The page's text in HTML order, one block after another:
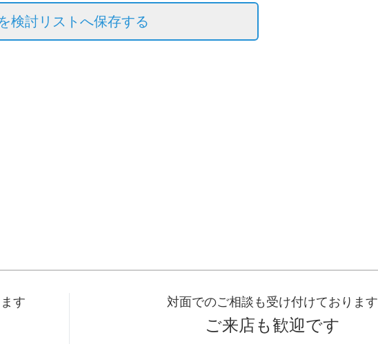
検討リストへ保存する
す 対面でのご相談も受け付けております
ご来店も歓迎です